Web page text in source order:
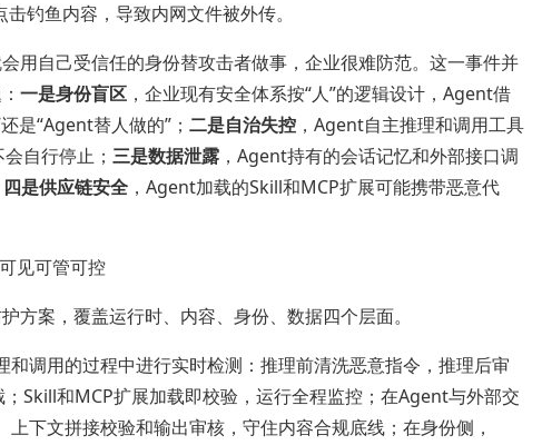
钓鱼内容，导致内网文件被外传。
用自己受信任的身份替攻击者做事，企业很难防范。这一事件并
一是身份盲区 ，企业现有安全体系按“人”的逻辑设计，Agent借
是“Agent替人做的”； 二是自治失控 ，Agent自主推理和调用工具
自行停止； 三是数据泄露 ，Agent持有的会话记忆和外部接口调
四是供应链安全 ，Agent加载的Skill和MCP扩展可能携带恶意代
见可管可控
案，覆盖运行时、内容、身份、数据四个层面。
和调用的过程中进行实时检测：推理前清洗恶意指令，推理后审
Skill和MCP扩展加载即校验，运行全程监控；在Agent与外部交
上下文拼接校验和输出审核，守住内容合规底线；在身份侧，